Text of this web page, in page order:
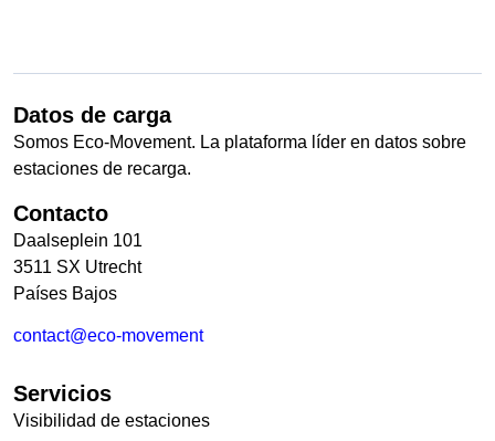
Contacto
Daalseplein 101
3511 SX Utrecht
Países Bajos
contact@eco-movement
Servicios
Visibilidad de estaciones
Datos de carga
Somos Eco-Movement. La plataforma líder en datos sobre
estaciones de recarga.